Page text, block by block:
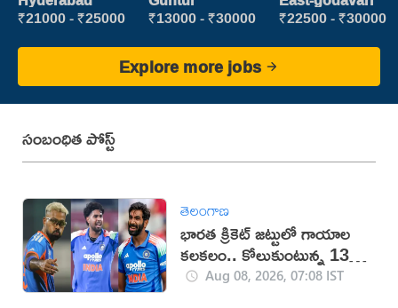
₹21000 - ₹25000 ₹13000 - ₹30000 ₹22500 - ₹30000
Explore more jobs
సంబంధిత పోస్ట్
తెలంగాణ
భారత క్రికెట్ జట్టులో గాయాల
కలకలం.. కోలుకుంటున్న 13
మంది ప్లేయర్లు
Aug 08, 2026, 07:08 IST